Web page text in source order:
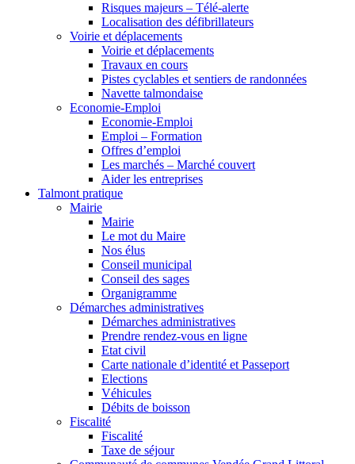
Risques majeurs – Télé-alerte
Localisation des défibrillateurs
Voirie et déplacements
Voirie et déplacements
Travaux en cours
Pistes cyclables et sentiers de randonnées
Navette talmondaise
Economie-Emploi
Economie-Emploi
Emploi – Formation
Offres d’emploi
Les marchés – Marché couvert
Aider les entreprises
Talmont pratique
Mairie
Mairie
Le mot du Maire
Nos élus
Conseil municipal
Conseil des sages
Organigramme
Démarches administratives
Démarches administratives
Prendre rendez-vous en ligne
Etat civil
Carte nationale d’identité et Passeport
Elections
Véhicules
Débits de boisson
Fiscalité
Fiscalité
Taxe de séjour